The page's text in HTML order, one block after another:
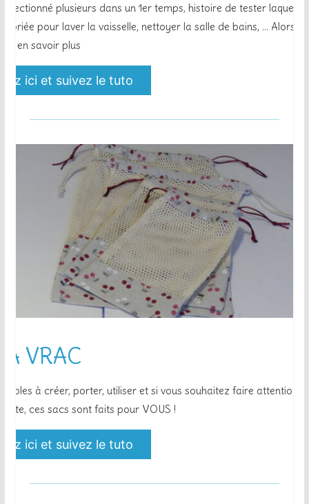
plusieurs dans un 1er temps, histoire de tester laquelle
pour laver la vaisselle, nettoyer la salle de bains, … Alors
en savoir plus
ici et suivez le tuto
À VRAC
à créer, porter, utiliser et si vous souhaitez faire attention
ces sacs sont faits pour VOUS !
ici et suivez le tuto